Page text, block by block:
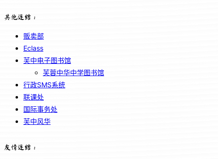
其他连结：
贩卖部
Eclass
芙中电子图书馆
芙蓉中华中学图书馆
行政SMS系统
联课处
国际事务处
芙中风华
友情连结：